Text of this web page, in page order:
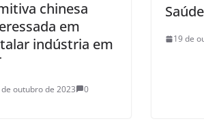
chinesa
em
indústria em
de outubro de 2023 0
Saúde
19 de